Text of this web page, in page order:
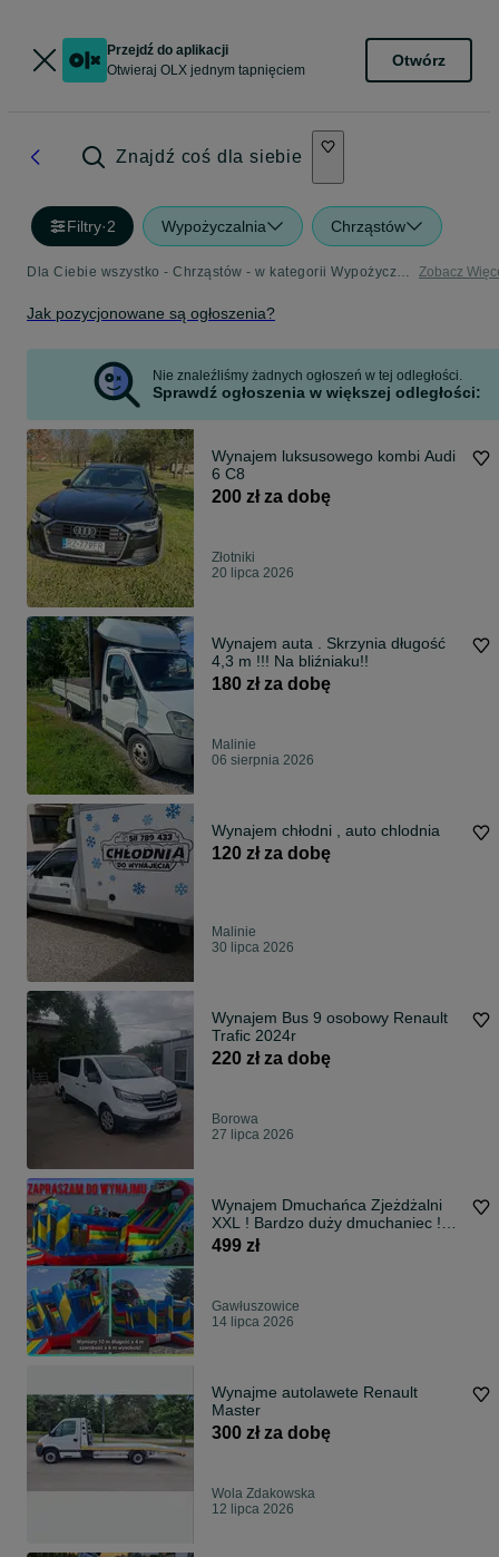
Przejdź do aplikacji
Otwieraj OLX jednym tapnięciem
Otwórz
Znajdź coś dla siebie
Filtry·2 Wypożyczalnia Chrząstów
Dla Ciebie wszystko - Chrząstów - w kategorii Wypożyczalnia Zobacz
Jak pozycjonowane są ogłoszenia?
Nie znaleźliśmy żadnych ogłoszeń w tej odległości.
Sprawdź ogłoszenia w większej odległości:
Wynajem luksusowego kombi Audi
6 C8
200 zł za dobę
Złotniki
20 lipca 2026
Wynajem auta . Skrzynia długość
4,3 m !!! Na bliźniaku!!
180 zł za dobę
Malinie
06 sierpnia 2026
Wynajem chłodni , auto chlodnia
120 zł za dobę
Malinie
30 lipca 2026
Wynajem Bus 9 osobowy Renault
Trafic 2024r
220 zł za dobę
Borowa
27 lipca 2026
Wynajem Dmuchańca Zjeżdżalni
XXL ! Bardzo duży dmuchaniec !
Głośnik!
499 zł
Gawłuszowice
14 lipca 2026
Wynajme autolawete Renault
Master
300 zł za dobę
Wola Zdakowska
12 lipca 2026